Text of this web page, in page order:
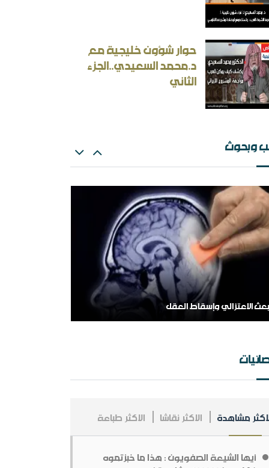
المنطقية والأجوبة غير المنطقية في الحرب
المسكينة ورد على الأستاذ إلهامي وأحمد
حوار شؤون خليجية مع
د.محمد السعيدي..الجزء
الثاني
وبحوث
الإلزام بالمذهب في الفتيا والقضاء والتعليم
الاعتزالي وإسقاط العقل
مشاهدة الاكثر نقاشا الاكثر طباعة
أيها الشيعة الصفويون : هذا ما خبزتموه